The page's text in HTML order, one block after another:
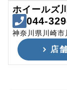
ホイールズ
044-
神奈川県川崎
店